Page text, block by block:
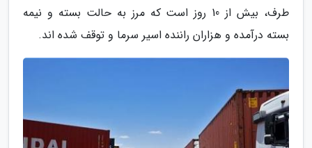
طرف، بیش از 10 روز است که مرز به حالت بسته و نیمه
بسته درآمده و هزاران راننده اسیر سرما و توقف شده اند.